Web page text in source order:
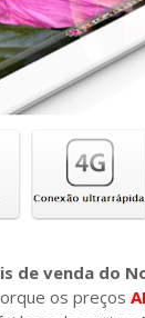
de venda do
os preços